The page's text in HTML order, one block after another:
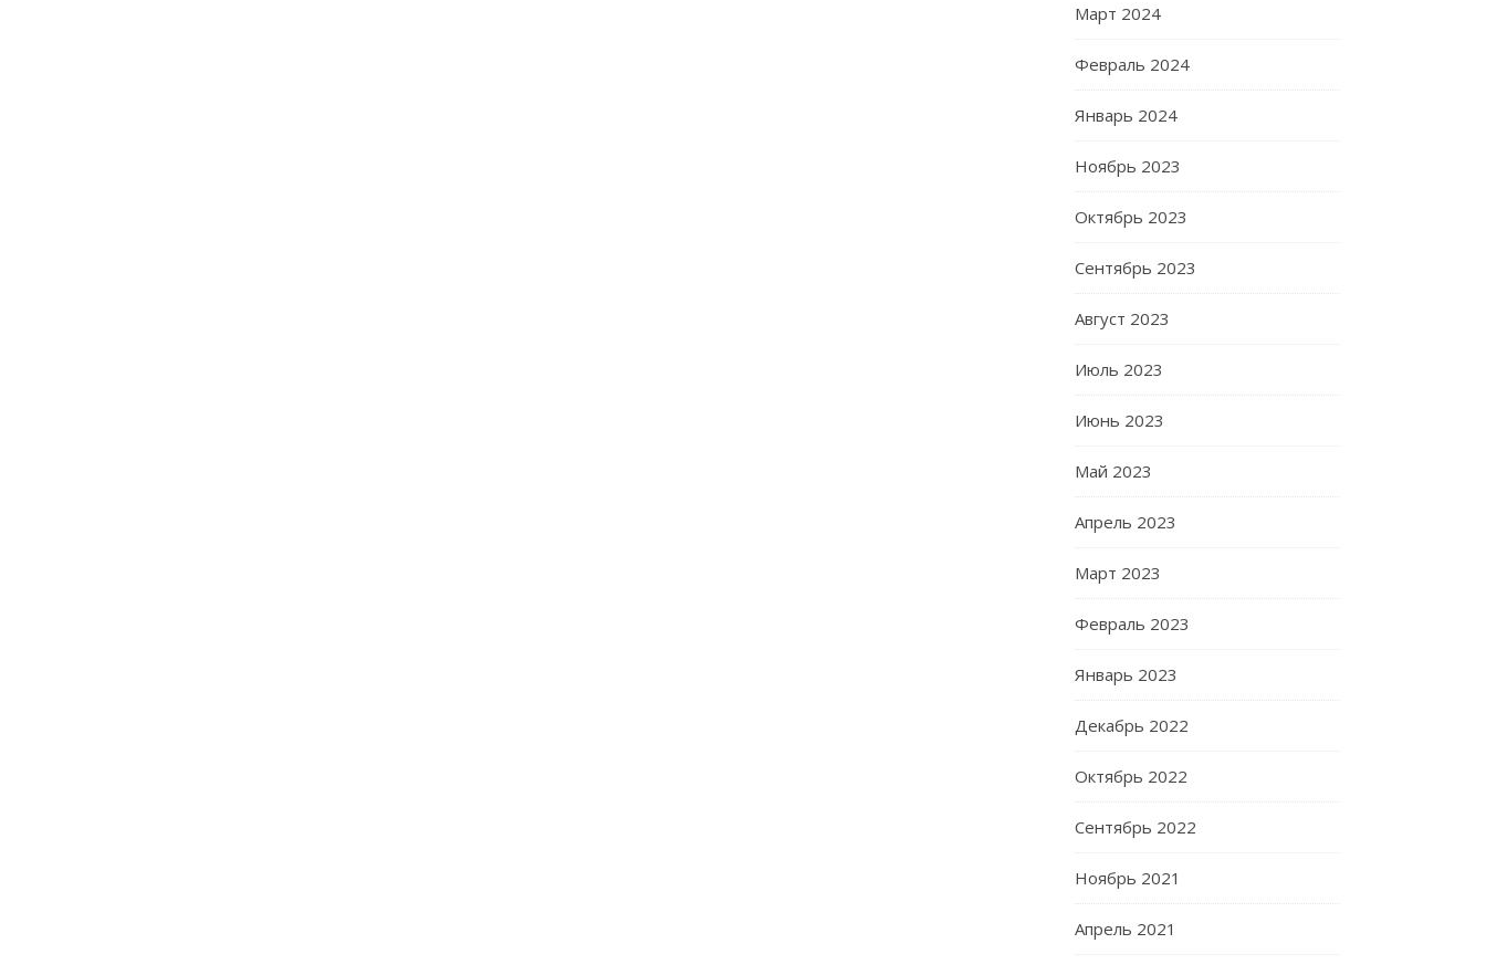
Март 2024
Февраль 2024
Январь 2024
Ноябрь 2023
Октябрь 2023
Сентябрь 2023
Август 2023
Июль 2023
Июнь 2023
Май 2023
Апрель 2023
Март 2023
Февраль 2023
Январь 2023
Декабрь 2022
Октябрь 2022
Сентябрь 2022
Ноябрь 2021
Апрель 2021